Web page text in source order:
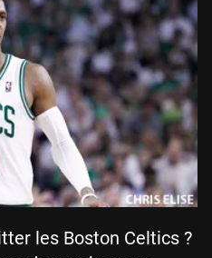
les Boston Celtics ?